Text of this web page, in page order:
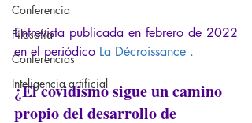
Conferencia
Filosofía
Conferencias
Inteligencia artificial
Entrevista publicada en febrero de 2022
en el periódico La Décroissance .
¿El covidismo sigue un camino
propio del desarrollo de